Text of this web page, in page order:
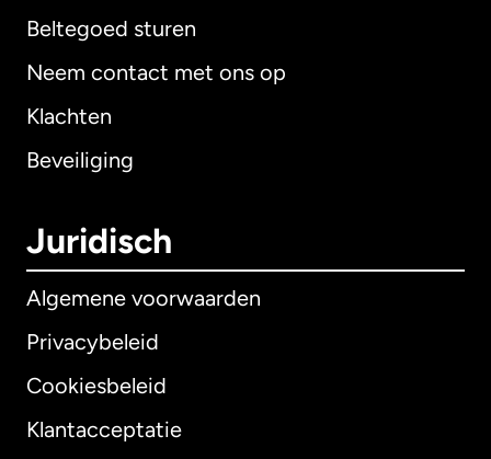
Beltegoed sturen
Neem contact met ons op
Klachten
Beveiliging
Juridisch
Algemene voorwaarden
Privacybeleid
Cookiesbeleid
Klantacceptatie